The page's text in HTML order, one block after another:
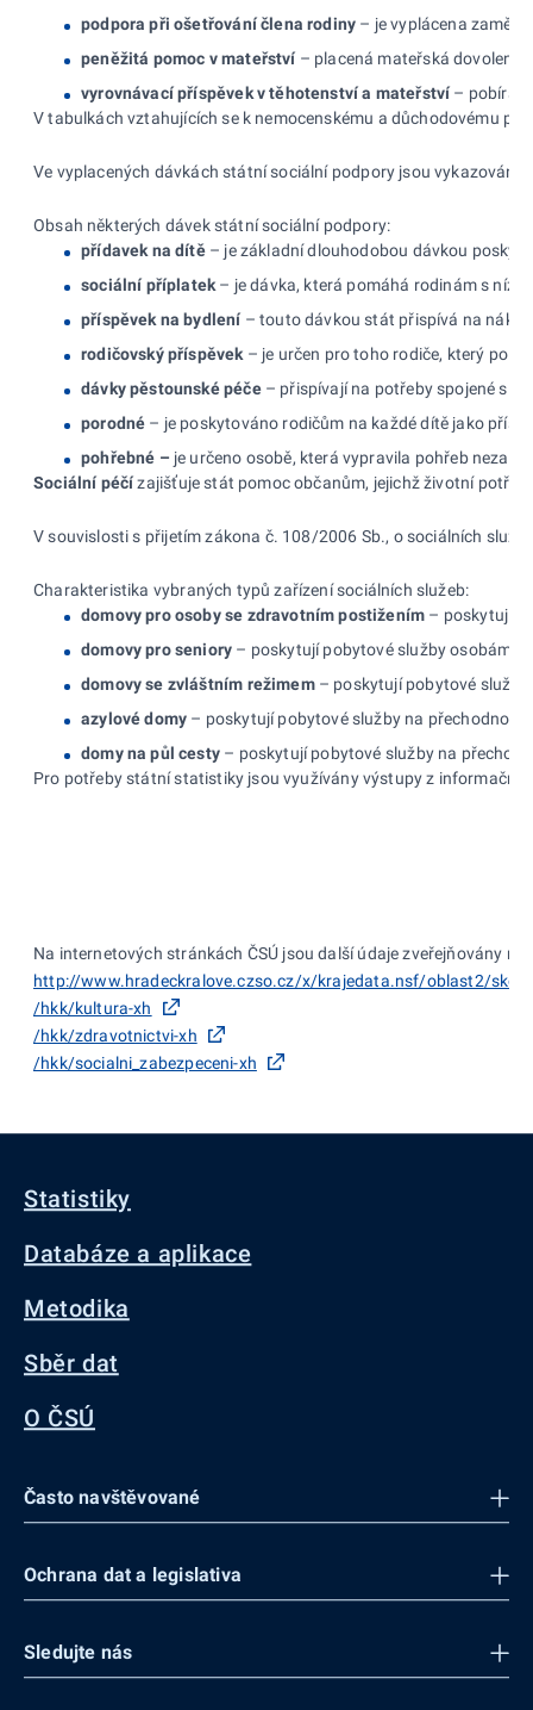
podpora při ošetřování člena rodiny – je vyplácena
peněžitá pomoc v mateřství – placená mateřská dovolená
vyrovnávací příspěvek v těhotenství a mateřství – pobírají
V tabulkách vztahujících se k nemocenskému a důchodovému
Ve vyplacených dávkách státní sociální podpory jsou
Obsah některých dávek státní sociální podpory:
přídavek na dítě– je základní dlouhodobou dávkou
sociální příplatek – je dávka, která pomáhá rodinám s
příspěvek na bydlení – touto dávkou stát přispívá na
rodičovský příspěvek – je určen pro toho rodiče, který po
dávky pěstounské péče– přispívají na potřeby spojené s
porodné – je poskytováno rodičům na každé dítě jako
pohřebné – je určeno osobě, která vypravila pohřeb
Sociální péčízajišťuje stát pomoc občanům, jejichž životní
V souvislosti s přijetím zákona č. 108/2006 Sb., o sociálních
Charakteristika vybraných typů zařízení sociálních služeb:
domovy pro osoby se zdravotním postižením – poskytují
domovy pro seniory – poskytují pobytové služby osobám,
domovy se zvláštním režimem– poskytují pobytové služby
azylové domy – poskytují pobytové služby na přechodnou
domy na půl cesty– poskytují pobytové služby na
Pro potřeby státní statistiky jsou využívány výstupy z
Na internetových stránkách ČSÚ jsou další údaje zveřejňovány na:
http://www.hradeckralove.czso.cz/x/krajedata.nsf/oblast2/
/hkk/kultura-xh
/hkk/zdravotnictvi-xh
/hkk/socialni_zabezpeceni-xh
Statistiky
Databáze a aplikace
Metodika
Sběr dat
O ČSÚ
Často navštěvované
Ochrana dat a legislativa
Sledujte nás